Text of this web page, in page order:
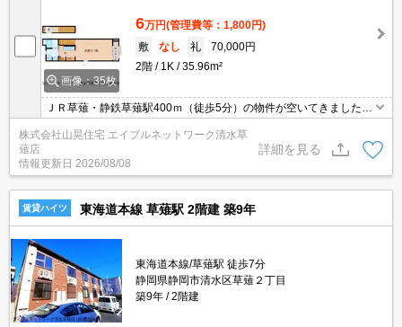
画像：35枚
6万円(管理費等：1,800円)
敷
なし 礼
70,000円
2階
1K 35.96m²
ＪＲ草薙・静鉄草薙駅400ｍ（徒歩5分）の物件が空いてきました。
らに、一人暮らしの急な雨でも安心なサンルームタイプです。しず
てつストアも190ｍ（徒歩3分）、1人暮らしの友『コンビニ』も33
0ｍ（徒歩5分）ととても買い物にも便利です☆
株式会社山晃住宅 エイブルネットワーク清水草
薙店
情報更新日 2026/08/08
詳細を見る
賃貸ハイツ 東海道本線 草薙駅 2階建 築9年
東海道本線/草薙駅 徒歩7分
静岡県静岡市清水区草薙２丁目
築9年
2階建